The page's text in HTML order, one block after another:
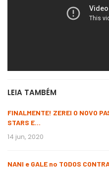
LEIA TAMBÉM
FINALMENTE! ZEREI O NOVO
STARS E…
14 jun, 2020
NANI e GALE no TODOS